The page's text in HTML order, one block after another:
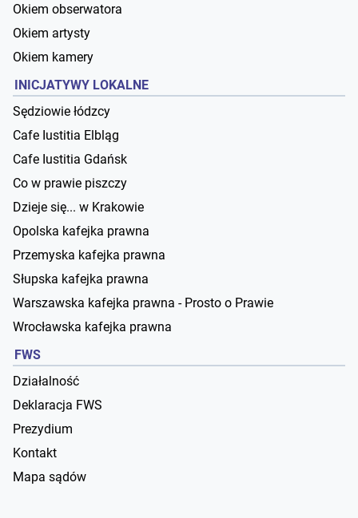
Okiem obserwatora
Okiem artysty
Okiem kamery
INICJATYWY LOKALNE
Sędziowie łódzcy
Cafe Iustitia Elbląg
Cafe Iustitia Gdańsk
Co w prawie piszczy
Dzieje się... w Krakowie
Opolska kafejka prawna
Przemyska kafejka prawna
Słupska kafejka prawna
Warszawska kafejka prawna - Prosto o Prawie
Wrocławska kafejka prawna
FWS
Działalność
Deklaracja FWS
Prezydium
Kontakt
Mapa sądów